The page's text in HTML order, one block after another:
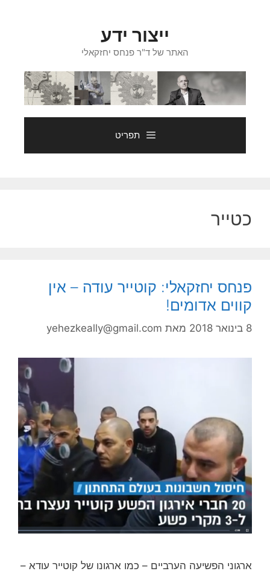
ייצור ידע
האתר של ד"ר פנחס יחזקאלי
תפריט
כטייר
פנחס יחזקאלי: קוטייר עודה – אין
קווים אדומים!
8 בינואר 2018 מאת yehezkeally@gmail.com
ארגוני הפשיעה הערביים – כמו ארגונו של קוטייר עודא –